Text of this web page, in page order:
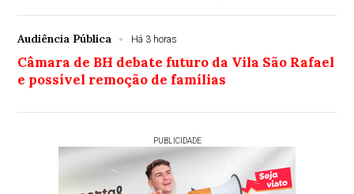
Audiência Pública Há 3 horas
Câmara de BH debate futuro da Vila São Rafael
e possível remoção de famílias
PUBLICIDADE